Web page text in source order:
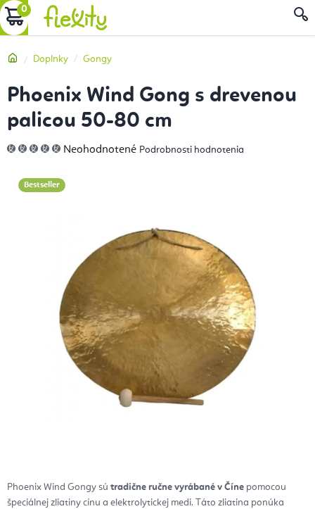
Prejsť
na
NÁKUPNÝ
DomovDoplnky Gongy
Phoenix Wind Gongy sú tradične ručne vyrábané v Číne pomocou
špeciálnej zliatiny cínu a elektrolytickej medi.
Táto zliatina ponúka
Phoenix Wind Gong s drevenou
palicou 50-80 cm
Priemerné
hodnotenie
0,0
z
Neohodnotené Podrobnosti hodnotenia
Bestseller